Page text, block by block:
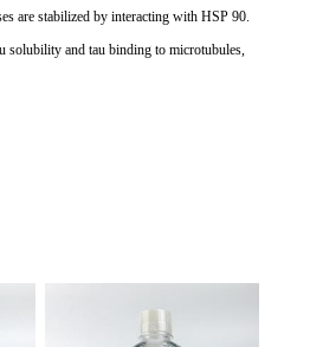
are stabilized by interacting with HSP 90.
solubility and tau binding to microtubules,